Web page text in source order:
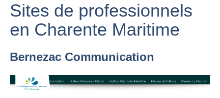
Sites de professionnels
en Charente Maritime
Bernezac Communication